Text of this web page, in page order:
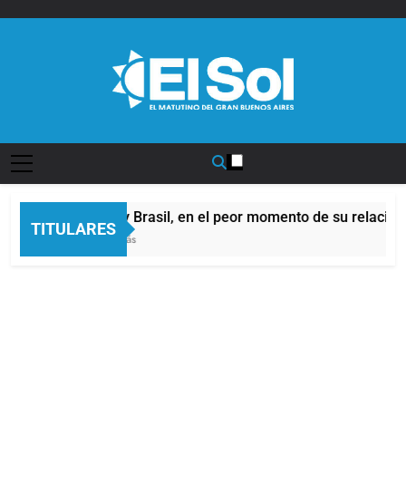
TITULARES
Argentina y Brasil, en el peor momento de su relación
53 Minutos Atrás